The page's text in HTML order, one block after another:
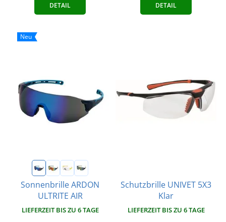
DETAIL DETAIL
Neu
Sonnenbrille ARDON
ULTRITE AIR
LIEFERZEIT BIS ZU 6 TAGE
Schutzbrille UNIVET 5X3
Klar
LIEFERZEIT BIS ZU 6 TAGE